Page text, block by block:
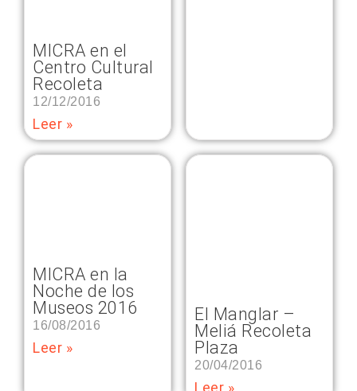
MICRA en el
Centro Cultural
Recoleta
12/12/2016
Leer »
MICRA en la
Noche de los
Museos 2016
16/08/2016
Leer »
El Manglar –
Meliá Recoleta
Plaza
20/04/2016
Leer »